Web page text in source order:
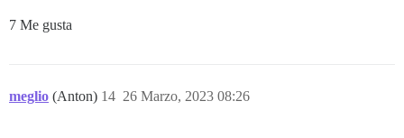
7 Me gusta
meglio (Anton) 26 Marzo, 2023 08:26
14